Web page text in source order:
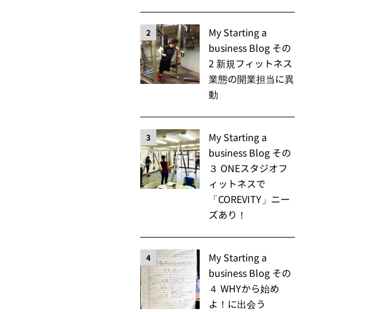
2
My Starting a
business Blog その
2 新規フィットネス
業態の開業担当に異
動
3
My Starting a
business Blog その
３ ONEスタジオフ
ィットネスで
「COREVITY」ニー
ズあり！
4
My Starting a
business Blog その
４ WHYから始め
よ！に出会う